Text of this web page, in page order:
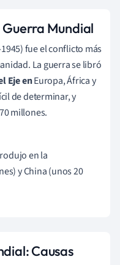
Guerra Mundial
fue el conflicto más
La guerra se libró
Eje enEuropa, África y
de determinar, y
millones.
en la
y China (unos 20
Causas